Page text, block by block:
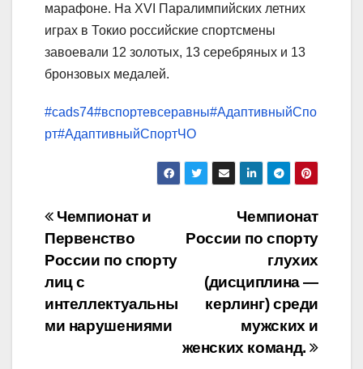
марафоне. На XVI Паралимпийских летних
играх в Токио российские спортсмены
завоевали 12 золотых, 13 серебряных и 13
бронзовых медалей.
#cads74#вспортевсеравны#АдаптивныйСпо
рт#АдаптивныйСпортЧО
Навигация
по
записям
Чемпионат
России по спорту
глухих
(дисциплина —
керлинг) среди
мужских и
женских команд.
Чемпионат и
Первенство
России по спорту
лиц с
интеллектуальны
ми нарушениями